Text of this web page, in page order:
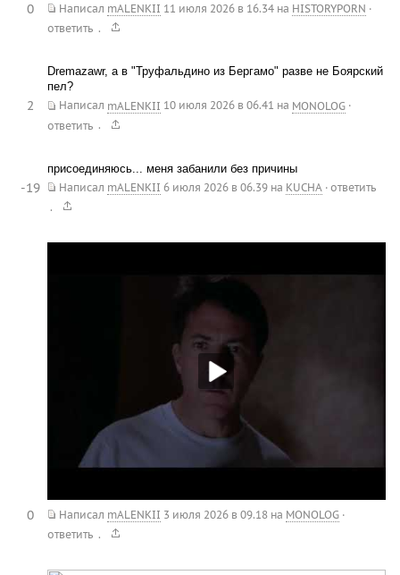
Написал mALENKII 11 июля 2026 в 16.34на HISTORYPORN ·
ответить .
0
Dremazawr, а в "Труфальдино из Бергамо" разве не Боярский
пел?
Написал mALENKII 10 июля 2026 в 06.41 на MONOLOG ·
ответить .
2
присоединяюсь... меня забанили без причины
Написал mALENKII 6 июля 2026 в 06.39на KUCHA · ответить
.
-19
Написал mALENKII 3 июля 2026 в 09.18на MONOLOG ·
ответить .
0